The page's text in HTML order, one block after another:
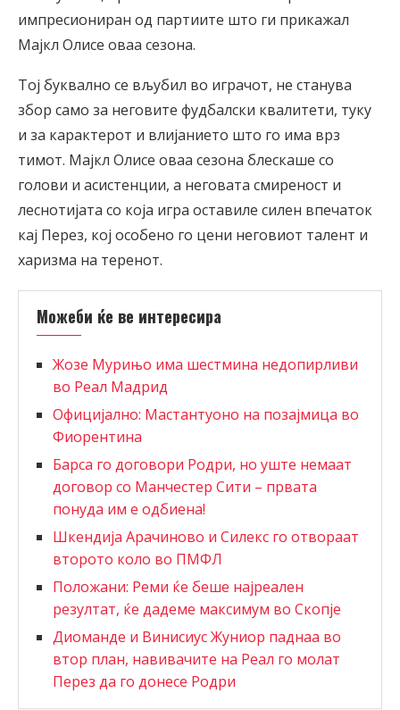
импресиониран од партиите што ги прикажал
Мајкл Олисе оваа сезона.
Тој буквално се вљубил во играчот, не станува
збор само за неговите фудбалски квалитети, туку
и за карактерот и влијанието што го има врз
тимот. Мајкл Олисе оваа сезона блескаше со
голови и асистенции, а неговата смиреност и
леснотијата со која игра оставиле силен впечаток
кај Перез, кој особено го цени неговиот талент и
харизма на теренот.
Можеби ќе ве интересира
Жозе Мурињо има шестмина недопирливи
во Реал Мадрид
Официјално: Мастантуоно на позајмица во
Фиорентина
Барса го договори Родри, но уште немаат
договор со Манчестер Сити – првата
понуда им е одбиена!
Шкендија Арачиново и Силекс го отвораат
второто коло во ПМФЛ
Положани: Реми ќе беше најреален
резултат, ќе дадеме максимум во Скопје
Диоманде и Винисиус Жуниор паднаа во
втор план, навивачите на Реал го молат
Перез да го донесе Родри